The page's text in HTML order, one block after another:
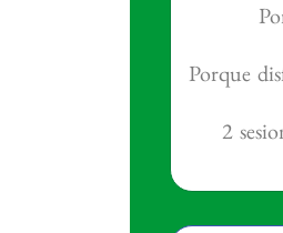
Porque
2